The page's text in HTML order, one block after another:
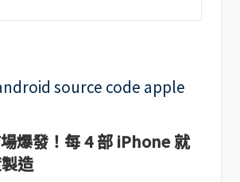
爆發！每 4 部 iPhone 就
造